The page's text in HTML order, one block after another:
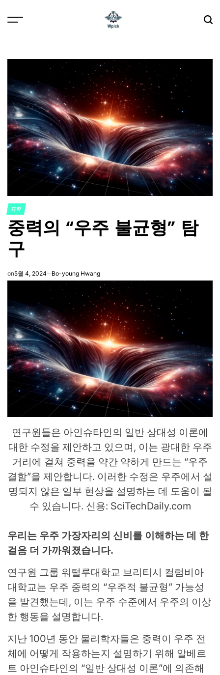
POSTED
IN
과학
중력의 “우주 불균형” 탐
구
on5월 4, 2024 Bo-young Hwang
연구원들은 아인슈타인의 일반 상대성 이론에
대한 수정을 제안하고 있으며, 이는 광대한 우주
거리에 걸쳐 중력을 약간 약하게 만드는 “우주
결함”을 제안합니다. 이러한 수정은 우주에서 설
명되지 않은 일부 현상을 설명하는 데 도움이 될
수 있습니다. 신용: SciTechDaily.com
우리는 우주 가장자리의 신비를 이해하는 데 한
걸음 더 가까워졌습니다.
연구원 그룹 워털루대학교 브리티시 컬럼비아
대학교는 우주 중력의 “우주적 불균형” 가능성
을 발견했는데, 이는 우주 수준에서 우주의 이상
한 행동을 설명합니다.
지난 100년 동안 물리학자들은 중력이 우주 전
체에 어떻게 작용하는지 설명하기 위해 알베르
트 아인슈타인의 “일반 상대성 이론”에 의존해